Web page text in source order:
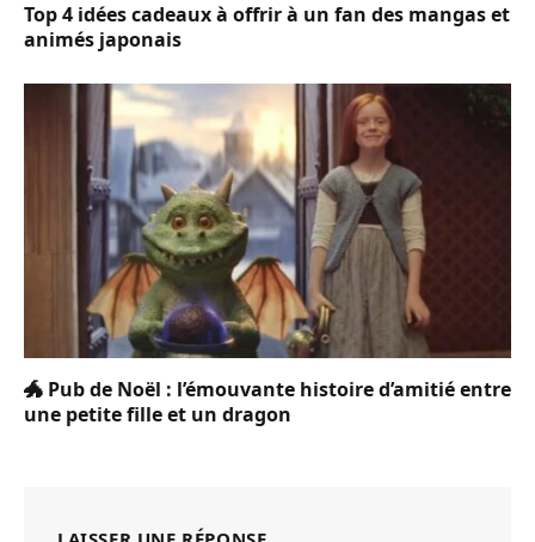
Top 4 idées cadeaux à offrir à un fan des mangas et
animés japonais
🐲 Pub de Noël : l’émouvante histoire d’amitié entre
une petite fille et un dragon